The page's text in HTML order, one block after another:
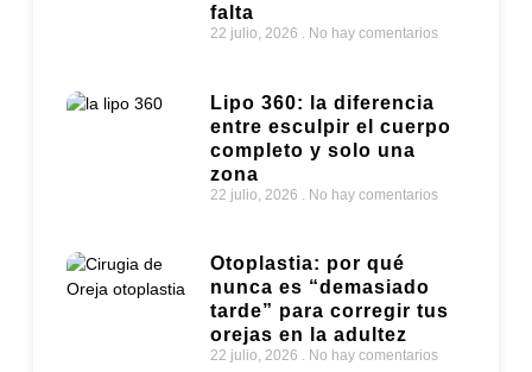
falta
22 julio, 2026 No hay comentarios
Lipo 360: la diferencia
entre esculpir el cuerpo
completo y solo una
zona
22 julio, 2026 No hay comentarios
Otoplastia: por qué
nunca es “demasiado
tarde” para corregir tus
orejas en la adultez
22 julio, 2026 No hay comentarios